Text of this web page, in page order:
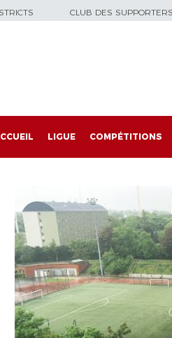
CLUB DES SUPPORTERS
LIGUE COMPÉTITIONS